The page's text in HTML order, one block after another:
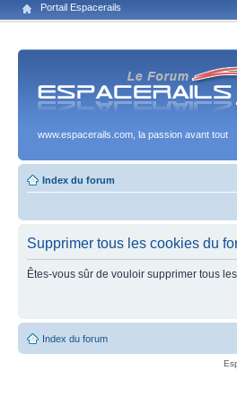
Portail Espacerails
www.espacerails.com, la passion avant tout
Index du forum
Supprimer tous les cookies du
Êtes-vous sûr de vouloir supprimer tous
Index du forum